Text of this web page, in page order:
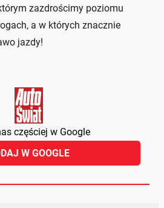
zazdrościmy poziomu
a w których znacznie
jazdy!
częściej w Google
W GOOGLE